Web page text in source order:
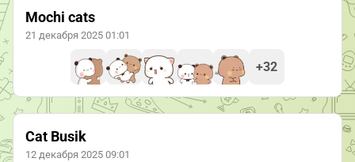
Mochi cats
21 декабря 2025 01:01
+32
Cat Busik
12 декабря 2025 09:01